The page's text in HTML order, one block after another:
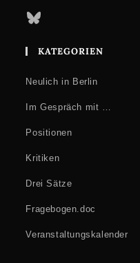
Bluesky
KATEGORIEN
Neulich in Berlin
Im Gespräch mit …
Positionen
Kritiken
Drei Sätze
Fragebogen.doc
Veranstaltungskalender